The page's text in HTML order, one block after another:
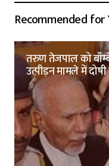
Recommended for
तरुण तेजपाल को
उत्पीड़न मामले में